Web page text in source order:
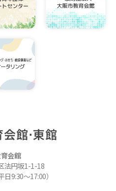
館⋅東館
会館
法円坂1-1-18
9:30～17:00）